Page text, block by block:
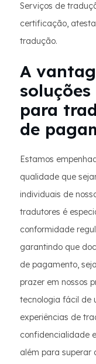
Serviços de
certificação,
tradução.
A
para
de
Estamos
qualidade que
individuais de
tradutores é
conformidade
garantindo que
de pagamento,
prazer em nossos
tecnologia fácil de
experiências de
confidencialidade
além para superar